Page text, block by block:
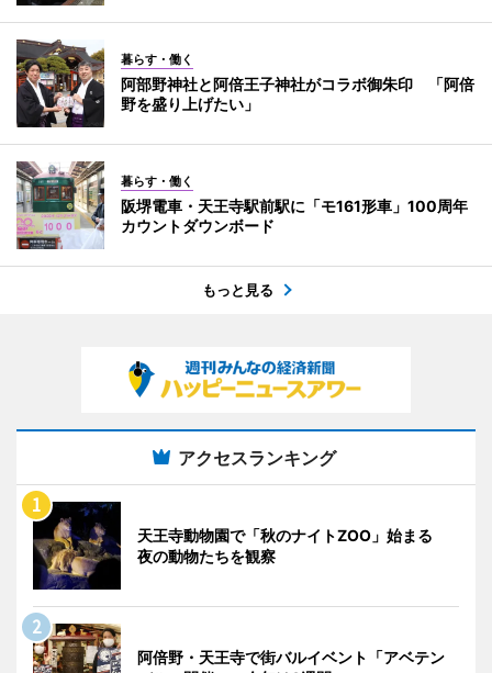
暮らす・働く
阿部野神社と阿倍王子神社がコラボ御朱印 「阿倍
野を盛り上げたい」
暮らす・働く
阪堺電車・天王寺駅前駅に「モ161形車」100周年
カウントダウンボード
もっと見る
アクセスランキング
天王寺動物園で「秋のナイトZOO」始まる
夜の動物たちを観察
阿倍野・天王寺で街バルイベント「アベテン